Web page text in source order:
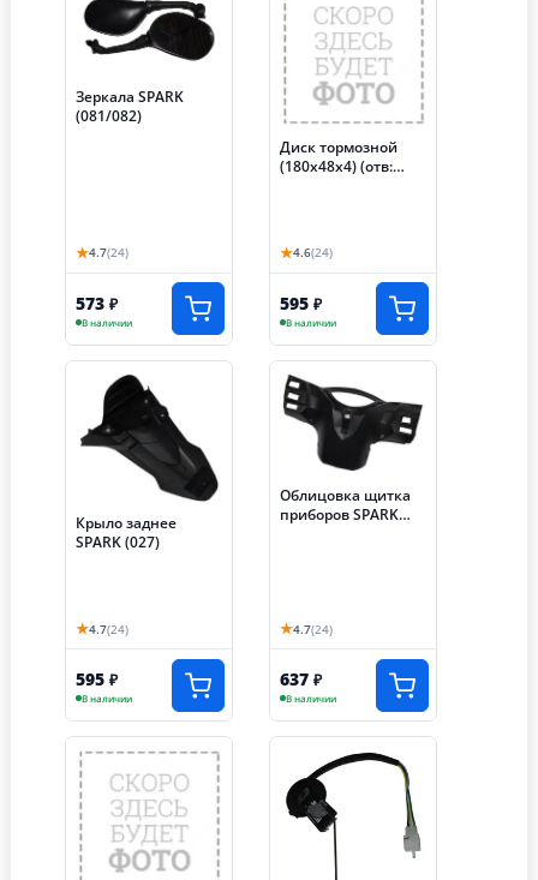
Зеркала SPARK
(081/082)
★4.7(24)
573 ₽
В наличии
Диск тормозной
(180х48х4) (отв:
★4.6(24)
595 ₽
В наличии
Крыло заднее
SPARK (027)
★4.7(24)
595 ₽
В наличии
Облицовка щитка
приборов SPARK
★4.7(24)
637 ₽
В наличии